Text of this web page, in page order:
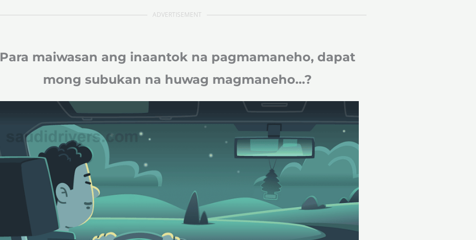
ADVERTISEMENT
Para maiwasan ang inaantok na pagmamaneho, dapat
mong subukan na huwag magmaneho…?